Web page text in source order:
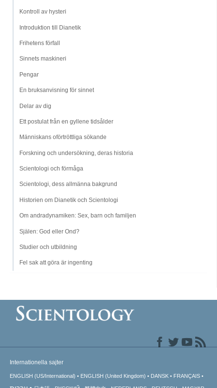
Kontroll av hysteri
Introduktion till Dianetik
Frihetens förfall
Sinnets maskineri
Pengar
En bruksanvisning för sinnet
Delar av dig
Ett postulat från en gyllene tidsålder
Människans oförtröttliga sökande
Forskning och undersökning, deras historia
Scientologi och förmåga
Scientologi, dess allmänna bakgrund
Historien om Dianetik och Scientologi
Om andradynamiken: Sex, barn och familjen
Själen: God eller Ond?
Studier och utbildning
Fel sak att göra är ingenting
Internationella sajter
ENGLISH (US/International) ENGLISH (United Kingdom) DANSK FRANÇAIS